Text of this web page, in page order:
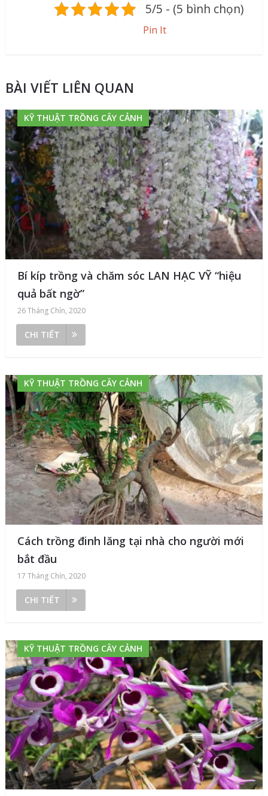
5/5 - (5 bình chọn)
Pin It
BÀI VIẾT LIÊN QUAN
KỸ THUẬT TRỒNG CÂY CẢNH
Bí kíp trồng và chăm sóc LAN HẠC VỸ “hiệu
quả bất ngờ”
26 Tháng Chín, 2020
CHI TIẾT
KỸ THUẬT TRỒNG CÂY CẢNH
Cách trồng đinh lăng tại nhà cho người mới
bắt đầu
17 Tháng Chín, 2020
CHI TIẾT
KỸ THUẬT TRỒNG CÂY CẢNH